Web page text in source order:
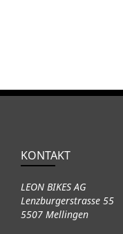
KONTAKT
LEON BIKES AG
Lenzburgerstrasse 55
5507 Mellingen